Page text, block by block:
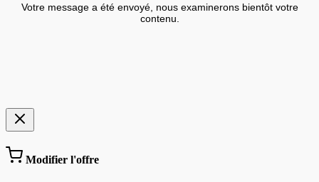
Votre message a été envoyé, nous examinerons bientôt votre
contenu.
Modifier l'offre